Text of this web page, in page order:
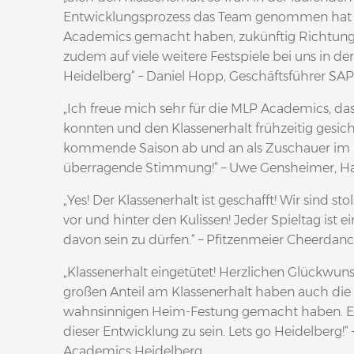
Entwicklungsprozess das Team genommen
Academics gemacht haben, zukünftig
zudem auf viele weitere Festspiele bei uns in
Heidelberg“ – Daniel Hopp, Geschäftsführer
„Ich freue mich sehr für die MLP Academics,
konnten und den Klassenerhalt frühzeitig
kommende Saison ab und an als Zuschauer
überragende Stimmung!“ – Uwe Gensheimer,
„Yes! Der Klassenerhalt ist geschafft! Wir sind
vor und hinter den Kulissen! Jeder Spieltag ist
davon sein zu dürfen.“ – Pfitzenmeier
„Klassenerhalt eingetütet! Herzlichen
großen Anteil am Klassenerhalt haben auch
wahnsinnigen Heim-Festung gemacht haben.
dieser Entwicklung zu sein. Lets go